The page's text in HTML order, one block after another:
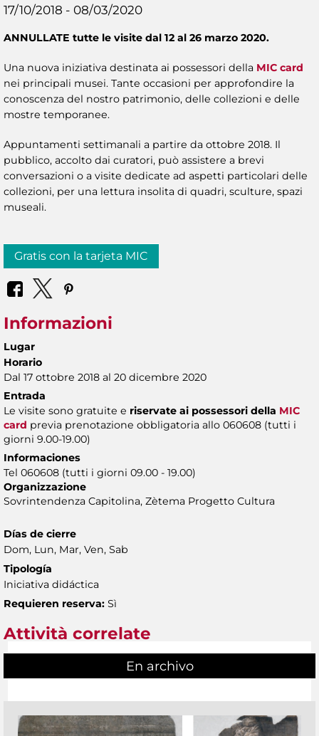
17/10/2018 - 08/03/2020
ANNULLATE tutte le visite dal 12 al 26 marzo 2020.
Una nuova iniziativa destinata ai possessori della MIC card
nei principali musei. Tante occasioni per approfondire la
conoscenza del nostro patrimonio, delle collezioni e delle
mostre temporanee.
Appuntamenti settimanali a partire da ottobre 2018. Il
pubblico, accolto dai curatori, può assistere a brevi
conversazioni o a visite dedicate ad aspetti particolari delle
collezioni, per una lettura insolita di quadri, sculture, spazi
museali.
Gratis con la tarjeta MIC
Informazioni
Lugar
Horario
Dal 17 ottobre 2018 al 20 dicembre 2020
Entrada
Le visite sono gratuite e riservate ai possessori della MIC
card previa prenotazione obbligatoria allo 060608 (tutti i
giorni 9.00-19.00)
Informaciones
Tel 060608 (tutti i giorni 09.00 - 19.00)
Organizzazione
Sovrintendenza Capitolina, Zètema Progetto Cultura
Días de cierre
Dom, Lun, Mar, Ven, Sab
Tipología
Iniciativa didáctica
Requieren reserva: Sì
Attività correlate
En archivo